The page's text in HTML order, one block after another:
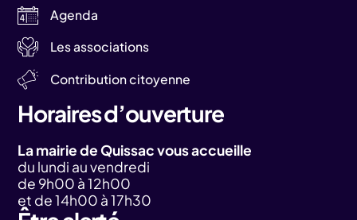
Agenda
Les associations
Contribution citoyenne
Horaires d’ouverture
La mairie de Quissac vous accueille
du lundi au vendredi
de 9h00 à 12h00
et de 14h00 à 17h30